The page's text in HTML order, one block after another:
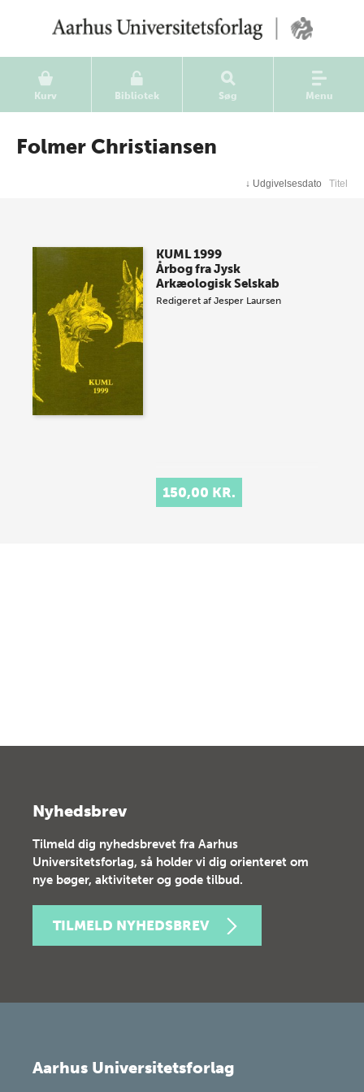
Kurv Bibliotek Søg Menu
Folmer Christiansen
↓ Udgivelsesdato Titel
KUML 1999
Årbog fra Jysk
Arkæologisk Selskab
Redigeret afJesper Laursen
150,00 KR.
Nyhedsbrev
Tilmeld dig nyhedsbrevet fra Aarhus
Universitetsforlag, så holder vi dig orienteret om
nye bøger, aktiviteter og gode tilbud.
TILMELD NYHEDSBREV
Aarhus Universitetsforlag